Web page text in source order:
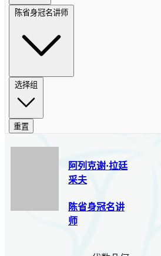
陈省身冠名讲师
选择组
重置
阿列克谢·拉廷
采夫
陈省身冠名讲
师